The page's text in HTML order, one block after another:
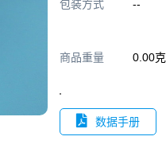
包装方式 --
商品重量 0.00克
数据手册